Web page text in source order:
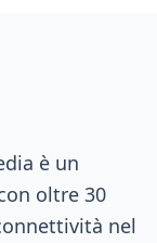
è un
oltre 30
nel